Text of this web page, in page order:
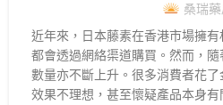
桑瑞
近年來，日本藤素在香港市場擁
都會透過網絡渠道購買。然而，
數量亦不斷上升。很多消費者花
效果不理想，甚至懷疑產品本身